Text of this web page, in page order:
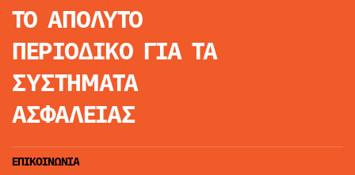
ΤΟ ΑΠΟΛΥΤΟ
ΠΕΡΙΟΔΙΚΟ ΓΙΑ ΤΑ
ΣΥΣΤΗΜΑΤΑ
ΑΣΦΑΛΕΙΑΣ
ΕΠΙΚΟΙΝΩΝΙΑ